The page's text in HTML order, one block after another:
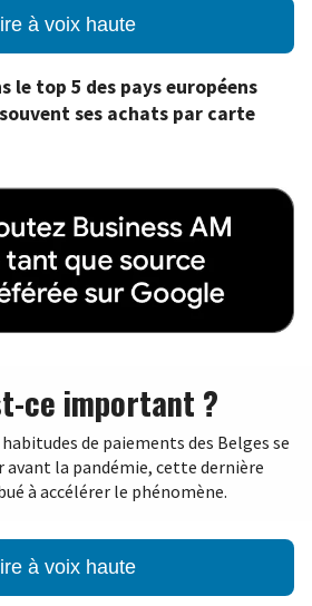
à voix haute
le top 5 des pays européens
ses achats par carte
ce important ?
de paiements des Belges se
avant la pandémie, cette dernière
à accélérer le phénomène.
à voix haute